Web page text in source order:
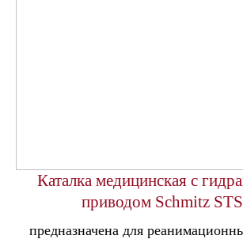
Каталка медицинская с
приводом Schmitz
предназначена для